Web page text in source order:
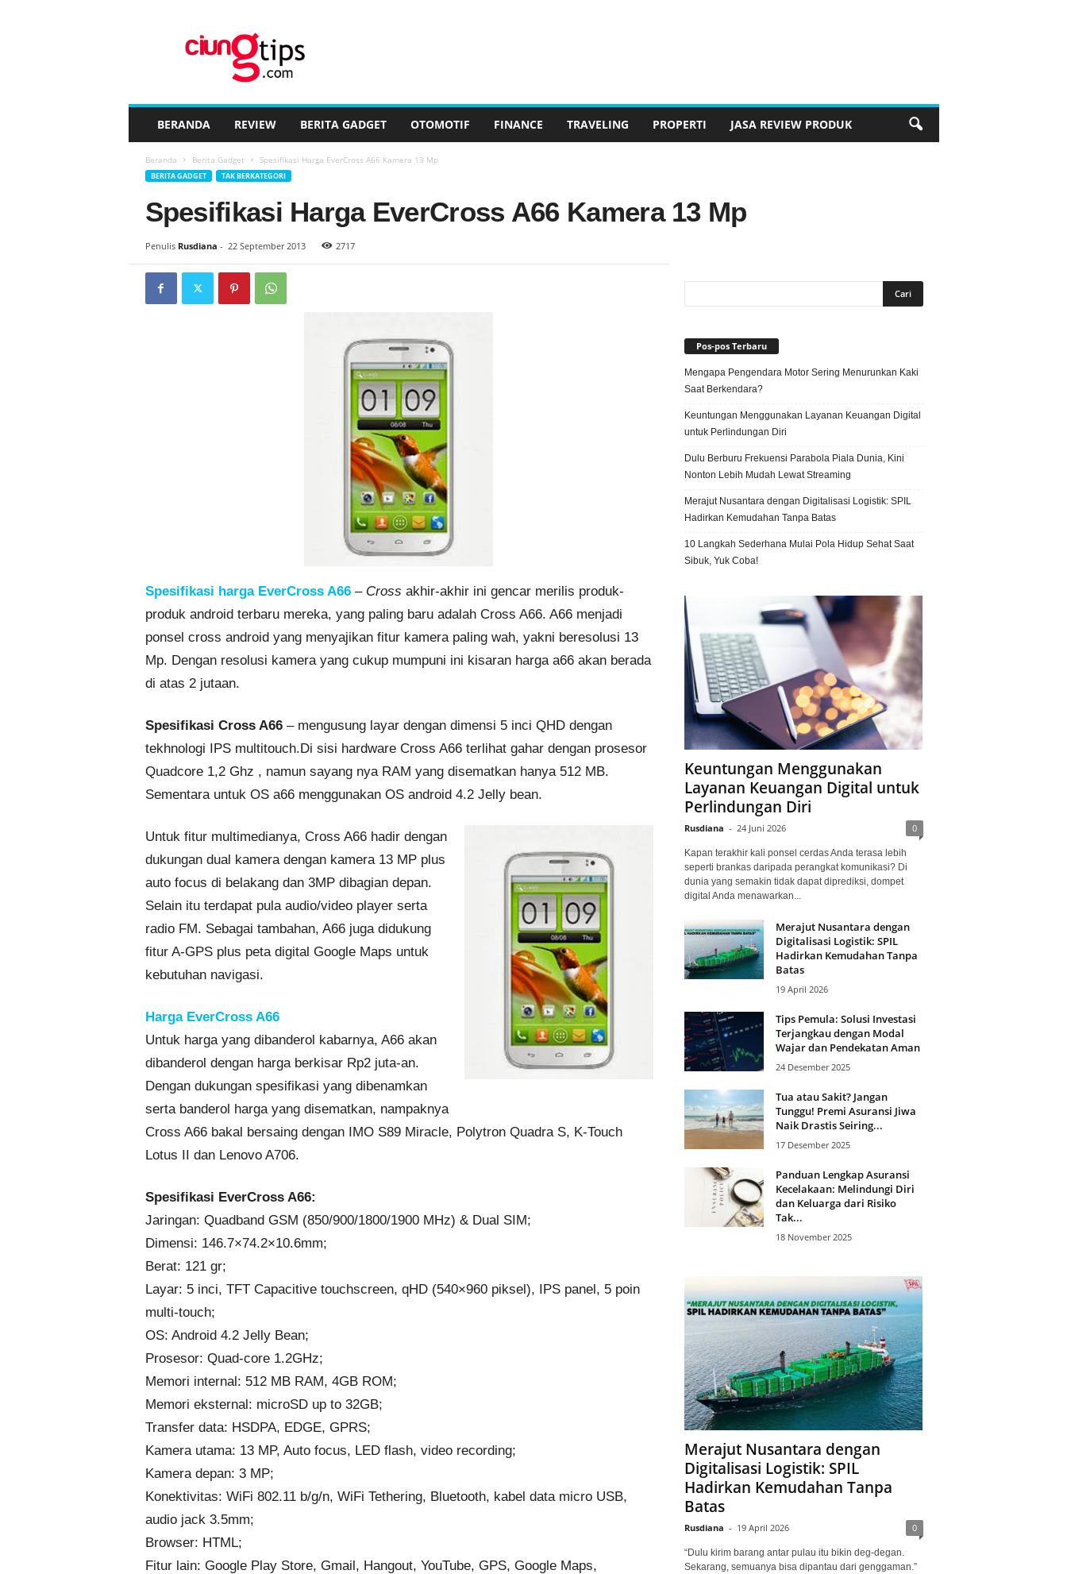
BERANDA REVIEW BERITA GADGET OTOMOTIF FINANCE TRAVELING PROPERTI JASA REVIEW PRODUK
Beranda Berita Gadget Spesifikasi Harga EverCross A66 Kamera 13 Mp
BERITA GADGET TAK BERKATEGORI
Spesifikasi Harga EverCross A66 Kamera 13 Mp
Penulis Rusdiana - 22 September 2013 2717
Spesifikasi harga EverCross A66– Cross akhir-akhir ini gencar merilis produk-
produk android terbaru mereka, yang paling baru adalah Cross A66. A66 menjadi
ponsel cross android yang menyajikan fitur kamera paling wah, yakni beresolusi 13
Mp. Dengan resolusi kamera yang cukup mumpuni ini kisaran harga a66 akan berada
di atas 2 jutaan.
Spesifikasi Cross A66– mengusung layar dengan dimensi 5 inci QHD dengan
tekhnologi IPS multitouch.Di sisi hardware Cross A66 terlihat gahar dengan prosesor
Quadcore 1,2 Ghz , namun sayang nya RAM yang disematkan hanya 512 MB.
Sementara untuk OS a66 menggunakan OS android 4.2 Jelly bean.
Untuk fitur multimedianya, Cross A66 hadir dengan
dukungan dual kamera dengan kamera 13 MP plus
auto focus di belakang dan 3MP dibagian depan.
Selain itu terdapat pula audio/video player serta
radio FM. Sebagai tambahan, A66 juga didukung
fitur A-GPS plus peta digital Google Maps untuk
kebutuhan navigasi.
Harga EverCross A66
Untuk harga yang dibanderol kabarnya, A66 akan
dibanderol dengan harga berkisar Rp2 juta-an.
Dengan dukungan spesifikasi yang dibenamkan
serta banderol harga yang disematkan, nampaknya
Cross A66 bakal bersaing dengan IMO S89 Miracle, Polytron Quadra S, K-Touch
Lotus II dan Lenovo A706.
Spesifikasi EverCross A66:
Jaringan: Quadband GSM (850/900/1800/1900 MHz) & Dual SIM;
Dimensi: 146.7×74.2×10.6mm;
Berat: 121 gr;
Layar: 5 inci, TFT Capacitive touchscreen, qHD (540×960 piksel), IPS panel, 5 poin
multi-touch;
OS: Android 4.2 Jelly Bean;
Prosesor: Quad-core 1.2GHz;
Memori internal: 512 MB RAM, 4GB ROM;
Memori eksternal: microSD up to 32GB;
Transfer data: HSDPA, EDGE, GPRS;
Kamera utama: 13 MP, Auto focus, LED flash, video recording;
Kamera depan: 3 MP;
Konektivitas: WiFi 802.11 b/g/n, WiFi Tethering, Bluetooth, kabel data micro USB,
audio jack 3.5mm;
Browser: HTML;
Fitur lain: Google Play Store, Gmail, Hangout, YouTube, GPS, Google Maps,
Pos-pos Terbaru
Mengapa Pengendara Motor Sering Menurunkan Kaki
Saat Berkendara?
Keuntungan Menggunakan Layanan Keuangan Digital
untuk Perlindungan Diri
Dulu Berburu Frekuensi Parabola Piala Dunia, Kini
Nonton Lebih Mudah Lewat Streaming
Merajut Nusantara dengan Digitalisasi Logistik: SPIL
Hadirkan Kemudahan Tanpa Batas
10 Langkah Sederhana Mulai Pola Hidup Sehat Saat
Sibuk, Yuk Coba!
Keuntungan Menggunakan
Layanan Keuangan Digital untuk
Perlindungan Diri
Rusdiana - 24 Juni 2026 0
Kapan terakhir kali ponsel cerdas Anda terasa lebih
seperti brankas daripada perangkat komunikasi? Di
dunia yang semakin tidak dapat diprediksi, dompet
digital Anda menawarkan...
Merajut Nusantara dengan
Digitalisasi Logistik: SPIL
Hadirkan Kemudahan Tanpa
Batas
19 April 2026
Tips Pemula: Solusi Investasi
Terjangkau dengan Modal
Wajar dan Pendekatan Aman
24 Desember 2025
Tua atau Sakit? Jangan
Tunggu! Premi Asuransi Jiwa
Naik Drastis Seiring...
17 Desember 2025
Panduan Lengkap Asuransi
Kecelakaan: Melindungi Diri
dan Keluarga dari Risiko
Tak...
18 November 2025
Merajut Nusantara dengan
Digitalisasi Logistik: SPIL
Hadirkan Kemudahan Tanpa
Batas
Rusdiana - 19 April 2026 0
“Dulu kirim barang antar pulau itu bikin deg-degan.
Sekarang, semuanya bisa dipantau dari genggaman.”